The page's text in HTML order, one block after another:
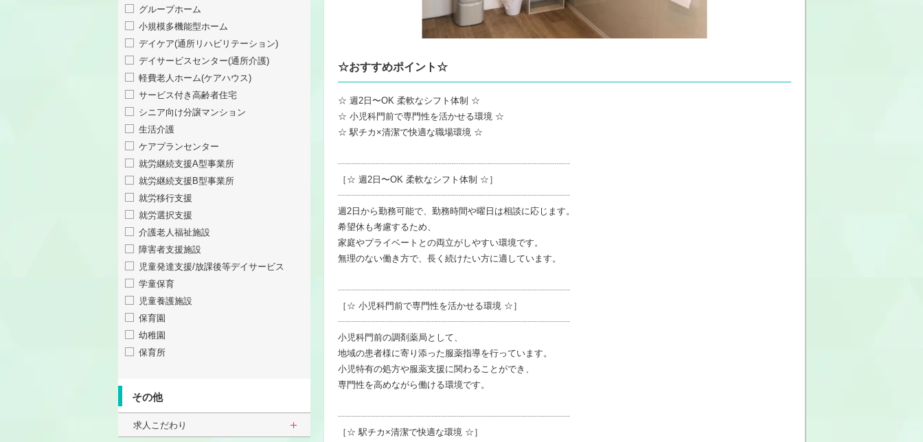
グループホーム
小規模多機能型ホーム
デイケア(通所リハビリテーション)
デイサービスセンター(通所介護)
軽費老人ホーム(ケアハウス)
サービス付き高齢者住宅
シニア向け分譲マンション
生活介護
ケアプランセンター
就労継続支援A型事業所
就労継続支援B型事業所
就労移行支援
就労選択支援
介護老人福祉施設
障害者支援施設
児童発達支援/放課後等デイサービス
学童保育
児童養護施設
保育園
幼稚園
保育所
その他
求人こだわり
☆おすすめポイント☆
☆ 週2日〜OK 柔軟なシフト体制 ☆
☆ 小児科門前で専門性を活かせる環境 ☆
☆ 駅チカ×清潔で快適な職場環境 ☆
┈┈┈┈┈┈┈┈┈┈┈┈┈┈┈┈┈┈┈┈┈┈┈┈┈┈
［☆ 週2日〜OK 柔軟なシフト体制 ☆］
┈┈┈┈┈┈┈┈┈┈┈┈┈┈┈┈┈┈┈┈┈┈┈┈┈┈
週2日から勤務可能で、勤務時間や曜日は相談に応じます。
希望休も考慮するため、
家庭やプライベートとの両立がしやすい環境です。
無理のない働き方で、長く続けたい方に適しています。
┈┈┈┈┈┈┈┈┈┈┈┈┈┈┈┈┈┈┈┈┈┈┈┈┈┈
［☆ 小児科門前で専門性を活かせる環境 ☆］
┈┈┈┈┈┈┈┈┈┈┈┈┈┈┈┈┈┈┈┈┈┈┈┈┈┈
小児科門前の調剤薬局として、
地域の患者様に寄り添った服薬指導を行っています。
小児特有の処方や服薬支援に関わることができ、
専門性を高めながら働ける環境です。
┈┈┈┈┈┈┈┈┈┈┈┈┈┈┈┈┈┈┈┈┈┈┈┈┈┈
［☆ 駅チカ×清潔で快適な環境 ☆］